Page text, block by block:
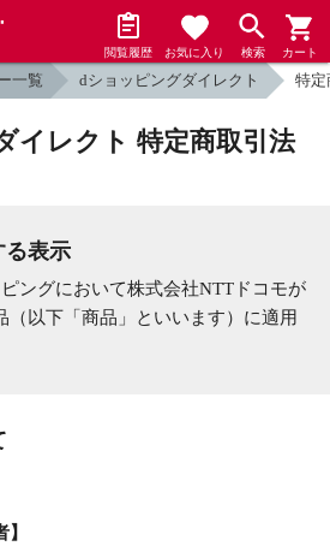
閲覧履歴 お気に入り 検索 カート
一覧 dショッピングダイレクト 特定
イレクト 特定商取引法
る表示
ングにおいて株式会社NTTドコモが
（以下「商品」といいます）に適用